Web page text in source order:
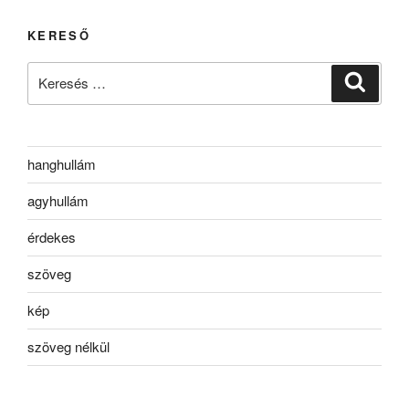
KERESŐ
hanghullám
agyhullám
érdekes
szöveg
kép
szöveg nélkül